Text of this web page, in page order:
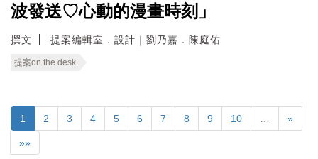
波發送♡心動的漫畫時刻」
撰文 提案編輯室．設計｜劉乃嘉．陳庭佑
提案on the desk
1 2 3 4 5 6 7 8 9 10 »
»»